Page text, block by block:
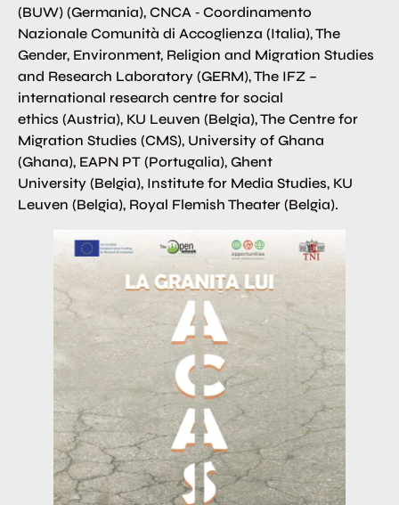
(BUW) (Germania), CNCA ‐ Coordinamento
Nazionale Comunità di Accoglienza (Italia), The
Gender, Environment, Religion and Migration Studies
and Research Laboratory (GERM), The IFZ –
international research centre for social
ethics (Austria), KU Leuven (Belgia), The Centre for
Migration Studies (CMS), University of Ghana
(Ghana), EAPN PT (Portugalia), Ghent
University (Belgia), Institute for Media Studies, KU
Leuven (Belgia), Royal Flemish Theater (Belgia).